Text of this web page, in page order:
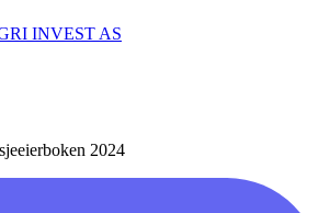
INVEST AS
2024